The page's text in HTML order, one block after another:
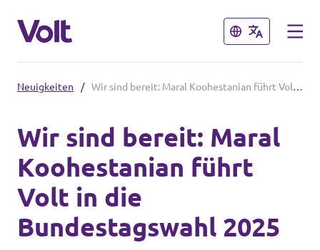
Schließen
Volt in deinem Bundesland
Volt Deutschland Merchandise Shop
Schließen
Programm
Über Volt
Neuigkeiten / Wir sind bereit: Maral Koohestanian führt Volt in die Bundestagswahl 2025
Wir sind bereit: Maral
Koohestanian führt
Volt in die
Bundestagswahl 2025